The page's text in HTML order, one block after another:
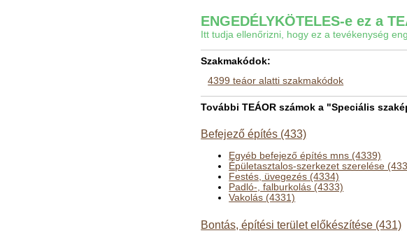
ENGEDÉLYKÖTELES-e ez a
Itt tudja ellenőrizni, hogy ez a tevékenység
Szakmakódok:
4399 teáor alatti szakmakódok
További TEÁOR számok a "Speciális
Befejező építés (433)
Egyéb befejező építés mns (4339)
Épületasztalos-szerkezet szerelése
Festés, üvegezés (4334)
Padló-, falburkolás (4333)
Vakolás (4331)
Bontás, építési terület előkészítése (431)